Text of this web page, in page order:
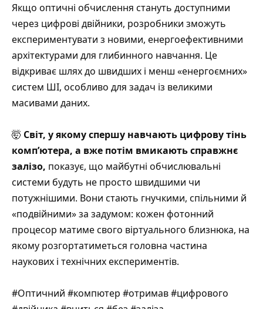
Якщо оптичні обчислення стануть доступними
через цифрові двійники, розробники зможуть
експериментувати з новими, енергоефективними
архітектурами для глибинного навчання. Це
відкриває шлях до швидших і менш «енергоємних»
систем ШІ, особливо для задач із великими
масивами даних.
🤯 Світ, у якому спершу навчають цифрову тінь
комп’ютера, а вже потім вмикають справжнє
залізо, показує, що майбутні обчислювальні
системи будуть не просто швидшими чи
потужнішими. Вони стають гнучкими, спільними й
«подвійними» за задумом: кожен фотонний
процесор матиме свого віртуального близнюка, на
якому розгортатиметься головна частина
наукових і технічних експериментів.
#Оптичний #компютер #отримав #цифрового